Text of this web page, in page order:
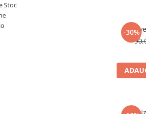
Stoc
-30%